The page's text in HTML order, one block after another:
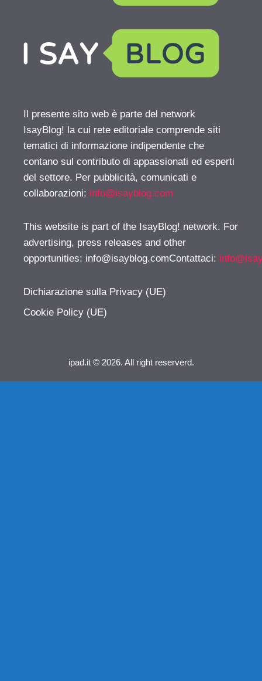
Il presente sito web è parte del network
IsayBlog! la cui rete editoriale comprende siti
tematici di informazione indipendente che
contano sul contributo di appassionati ed esperti
del settore. Per pubblicità, comunicati e
collaborazioni: info@isayblog.com
This website is part of the IsayBlog! network. For
advertising, press releases and other
opportunities: info@isayblog.comContattaci:
Dichiarazione sulla Privacy (UE)
Cookie Policy (UE)
ipad.it © 2026. All right reserverd.